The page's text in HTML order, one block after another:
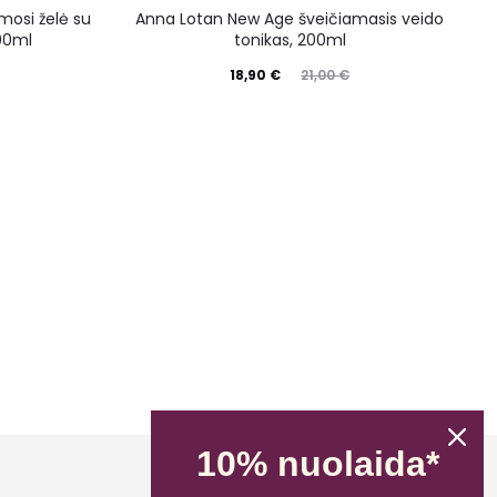
želė su
Anna Lotan New Age šveičiamasis veido
tonikas, 200ml
21,00€
18,90 €
10% nuolaida*